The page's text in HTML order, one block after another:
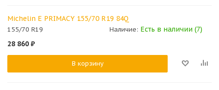
Michelin E PRIMACY 155/70 R19 84Q
155/70 R19 Наличие: Есть в наличии (7)
28 860 ₽
В корзину